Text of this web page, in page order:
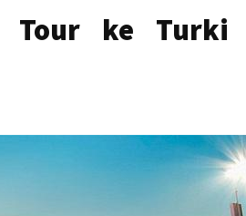
Tour ke Turki